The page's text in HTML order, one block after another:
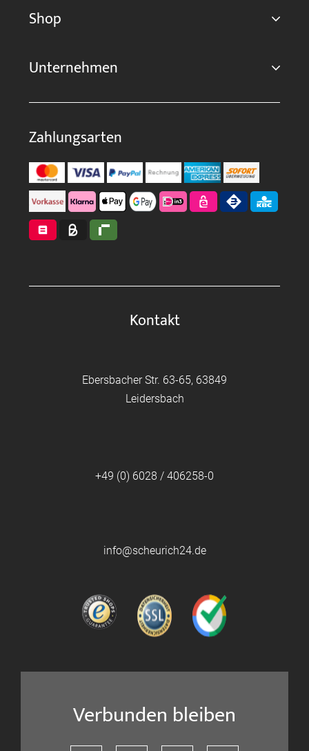
Shop
Unternehmen
Zahlungsarten
Kontakt
Ebersbacher Str. 63-65, 63849
Leidersbach
+49 (0) 6028 / 406258-0
info@scheurich24.de
Verbunden bleiben